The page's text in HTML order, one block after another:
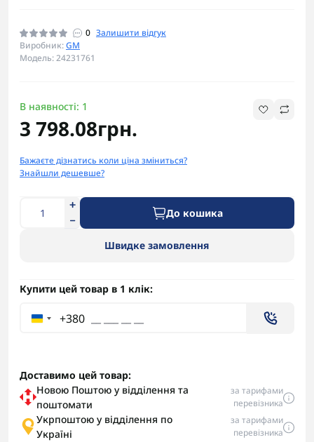
0 Залишити відгук
Виробник:GM
Модель: 24231761
В наявності: 1
3 798.08грн.
Бажаєте дізнатись коли ціна зміниться?
Знайшли дешевше?
До кошика
Швидке замовлення
Купити цей товар в 1 клік:
+380
Доставимо цей товар:
Новою Поштою у відділення та
поштомати
за тарифами
перевізника
Укрпоштою у відділення по
Україні
за тарифами
перевізника